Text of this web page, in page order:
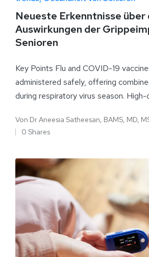
Neueste Erkenntnisse über
Auswirkungen der
Senioren
Key Points Flu and COVID-19
administered safely, offering
during respiratory virus season.
Von Dr Aneesia Satheesan, BAMS, MD,
0 Shares